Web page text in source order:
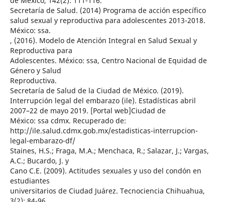
Secretaría de Salud. (2014) Programa de acción específico
salud sexual y reproductiva para adolescentes 2013-2018.
México: ssa.
, (2016). Modelo de Atención Integral en Salud Sexual y
Reproductiva para
Adolescentes. México: ssa, Centro Nacional de Equidad de
Género y Salud
Reproductiva.
Secretaría de Salud de la Ciudad de México. (2019).
Interrupción legal del embarazo (ile). Estadísticas abril
2007–22 de mayo 2019. [Portal web]Ciudad de
México: ssa cdmx. Recuperado de:
http://ile.salud.cdmx.gob.mx/estadisticas-interrupcion-
legal-embarazo-df/
Staines, H.S.; Fraga, M.A.; Menchaca, R.; Salazar, J.; Vargas,
A.C.; Bucardo, J. y
Cano C.E. (2009). Actitudes sexuales y uso del condón en
estudiantes
universitarios de Ciudad Juárez. Tecnociencia Chihuahua,